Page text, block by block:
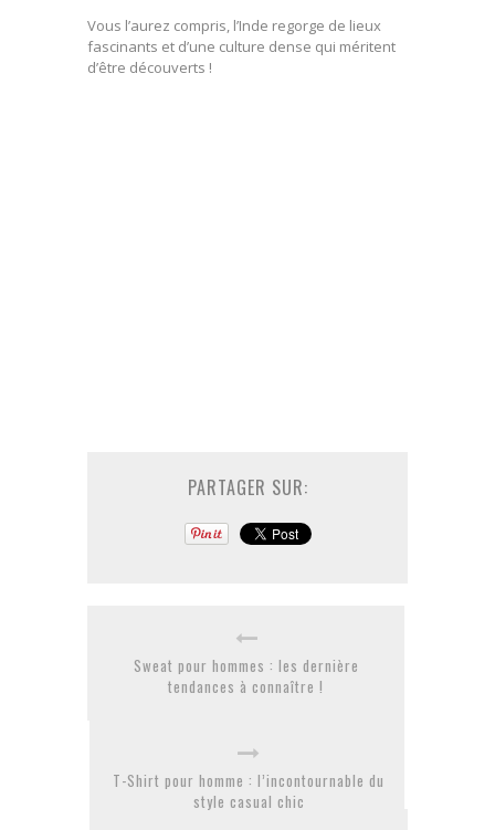
Vous l’aurez compris, l’Inde regorge de lieux
fascinants et d’une culture dense qui méritent
d’être découverts !
PARTAGER SUR:
Sweat pour hommes : les dernière
tendances à connaître !
T-Shirt pour homme : l’incontournable du
style casual chic